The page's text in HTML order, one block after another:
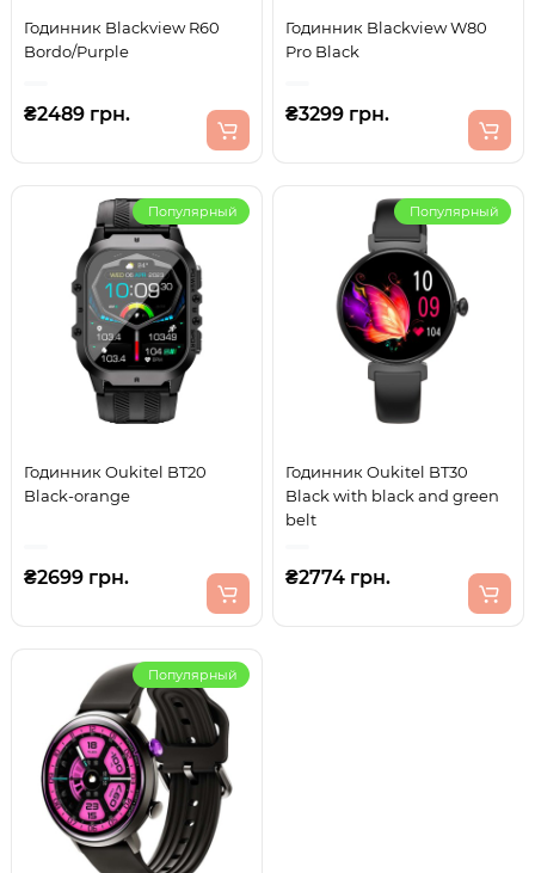
Годинник Blackview R60
Bordo/Purple
₴2489 грн.
Годинник Blackview W80
Pro Black
₴3299 грн.
Популярный
Годинник Oukitel BT20
Black-orange
₴2699 грн.
Популярный
Годинник Oukitel BT30
Black with black and green
belt
₴2774 грн.
Популярный